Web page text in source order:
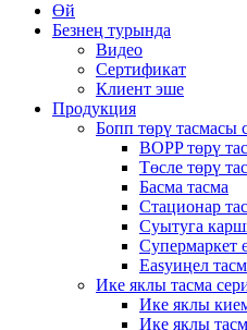
Өй
Безнең турында
Видео
Сертификат
Клиент эше
Продукция
Бопп төрү тасмасы
BOPP төрү
Төсле төрү
Басма тасма
Стационар
Суытуга
Супермаркет
Easyиңел
Ике яклы тасма
Ике яклы
Ике яклы